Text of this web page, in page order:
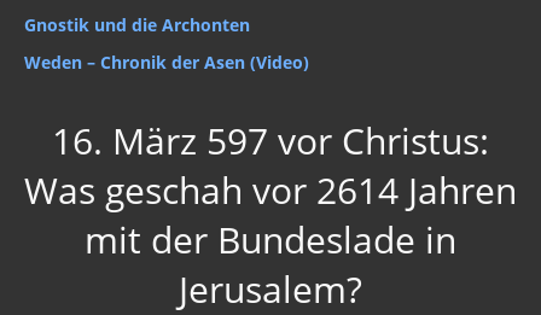
Gnostik und die Archonten
Weden – Chronik der Asen (Video)
16. März 597 vor Christus:
Was geschah vor 2614 Jahren
mit der Bundeslade in
Jerusalem?